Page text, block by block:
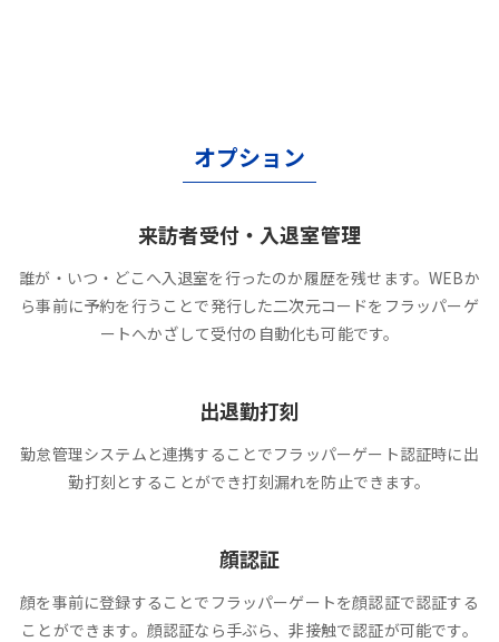
オプション
来訪者受付・入退室管理
誰が・いつ・どこへ入退室を行ったのか履歴を残せます。WEBか
ら事前に予約を行うことで発行した二次元コードをフラッパーゲ
ートへかざして受付の自動化も可能です。
出退勤打刻
勤怠管理システムと連携することでフラッパーゲート認証時に出
勤打刻とすることができ打刻漏れを防止できます。
顔認証
顔を事前に登録することでフラッパーゲートを顔認証で認証する
ことができます。顔認証なら手ぶら、非接触で認証が可能です。